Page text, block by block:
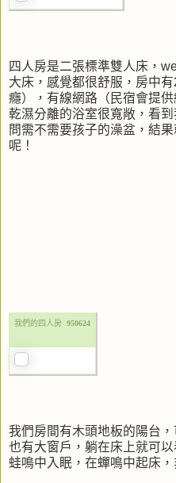
四人房是二張標準雙人床，
大床，感覺都很舒服，房中
癮），有線網路（民宿會提
乾濕分離的浴室很寬敞，看
問需不需要孩子的澡盆，結
呢！
我們的四人房 950624
我們房間有木頭地板的陽台
也有大窗戶，躺在床上就可
蛙鳴中入眠，在蟬鳴中起床，